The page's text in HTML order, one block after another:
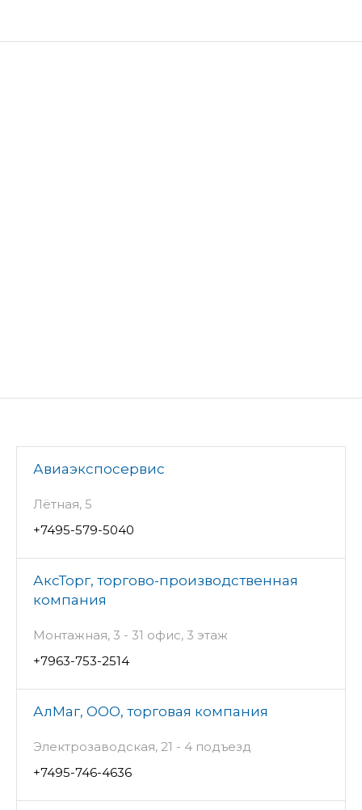
Авиаэкспосервис
Лётная, 5
+7495-579-5040
АксТорг, торгово-производственная
компания
Монтажная, 3 - 31 офис, 3 этаж
+7963-753-2514
АлМаг, ООО, торговая компания
Электрозаводская, 21 - 4 подъезд
+7495-746-4636